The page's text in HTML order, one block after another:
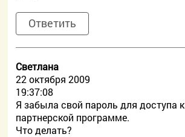
Ответить
Светлана
22 октября 2009
19:37:08
Я забыла свой пароль для доступа к
партнерской программе.
Что делать?